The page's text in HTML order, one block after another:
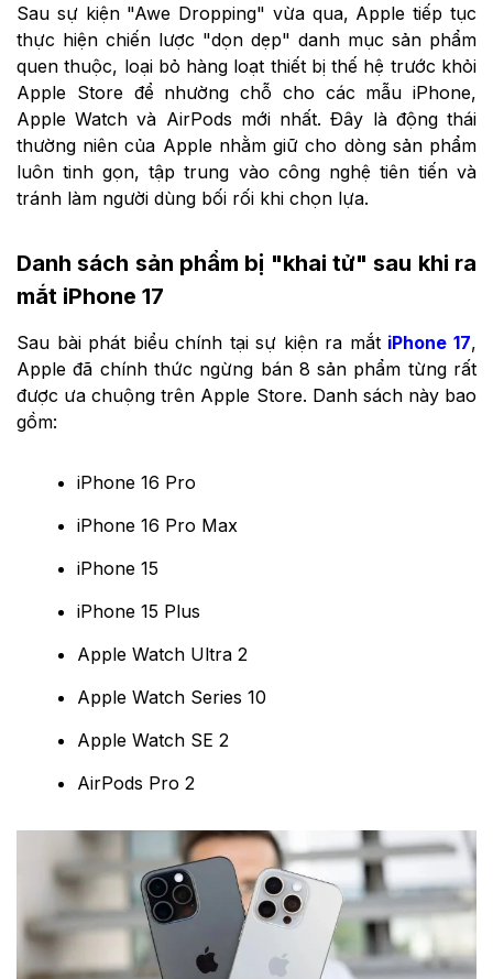
Sau sự kiện "Awe Dropping" vừa qua, Apple tiếp tục
thực hiện chiến lược "dọn dẹp" danh mục sản phẩm
quen thuộc, loại bỏ hàng loạt thiết bị thế hệ trước khỏi
Apple Store để nhường chỗ cho các mẫu iPhone,
Apple Watch và AirPods mới nhất. Đây là động thái
thường niên của Apple nhằm giữ cho dòng sản phẩm
luôn tinh gọn, tập trung vào công nghệ tiên tiến và
tránh làm người dùng bối rối khi chọn lựa.
Danh sách sản phẩm bị "khai tử" sau khi ra
mắt iPhone 17
Sau bài phát biểu chính tại sự kiện ra mắt iPhone 17,
Apple đã chính thức ngừng bán 8 sản phẩm từng rất
được ưa chuộng trên Apple Store. Danh sách này bao
gồm:
iPhone 16 Pro
iPhone 16 Pro Max
iPhone 15
iPhone 15 Plus
Apple Watch Ultra 2
Apple Watch Series 10
Apple Watch SE 2
AirPods Pro 2